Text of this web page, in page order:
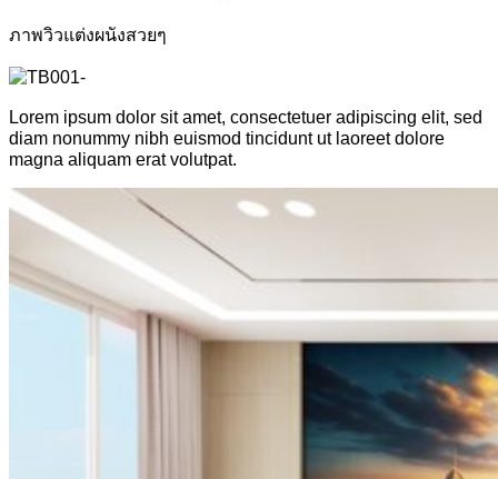
ภาพวิวแต่งผนังสวยๆ
Lorem ipsum dolor sit amet, consectetuer adipiscing elit, sed
diam nonummy nibh euismod tincidunt ut laoreet dolore
magna aliquam erat volutpat.